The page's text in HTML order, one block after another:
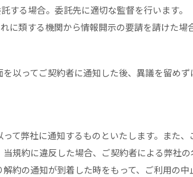
する場合。委託先に適切な監督を行います。
に類する機関から情報開示の要請を請けた場
以ってご契約者に通知した後、異議を留め
て弊社に通知するものといたします。また、
規約に違反した場合、ご契約者による弊社
約の通知が到着した時をもって、ご利用の中